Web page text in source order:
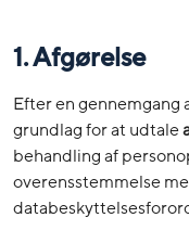
1. Afgørelse
Efter en gennemgang
grundlag for at udtale
behandling af
overensstemmelse